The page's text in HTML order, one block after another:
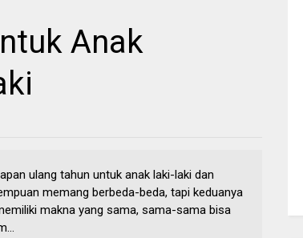
Anak
ulang tahun untuk anak laki-laki dan
memang berbeda-beda, tapi keduanya
makna yang sama, sama-sama bisa